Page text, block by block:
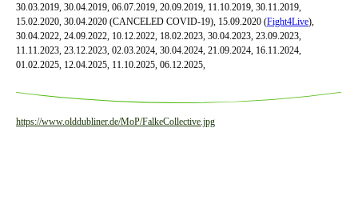
30.03.2019, 30.04.2019, 06.07.2019, 20.09.2019, 11.10.2019, 30.11.2019,
15.02.2020, 30.04.2020 (CANCELED COVID-19), 15.09.2020 (Fight4Live),
30.04.2022, 24.09.2022, 10.12.2022, 18.02.2023, 30.04.2023, 23.09.2023,
11.11.2023, 23.12.2023, 02.03.2024, 30.04.2024, 21.09.2024, 16.11.2024,
01.02.2025, 12.04.2025, 11.10.2025, 06.12.2025,
https://www.olddubliner.de/MoP/FalkeCollective.jpg